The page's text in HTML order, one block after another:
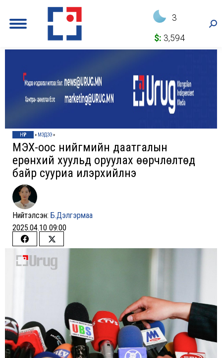
3
$: 3,594
НҮҮР » МЭДЭЭ»
МҮЭХ-оос нийгмийн даатгалын
ерөнхий хуульд оруулах өөрчлөлтөд
байр сууриа илэрхийлнэ
Нийтэлсэн: Б.Дэлгэрмаа
2025.04.10 09:00
Share
on
Share
on